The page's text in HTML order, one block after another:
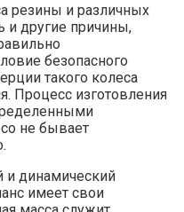
резины и различных
и другие причины,
безопасного
такого колеса
Процесс изготовления
не бывает
и динамический
имеет свои